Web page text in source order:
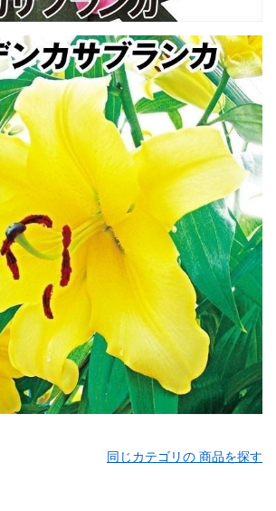
同じカテゴリの 商品を探す